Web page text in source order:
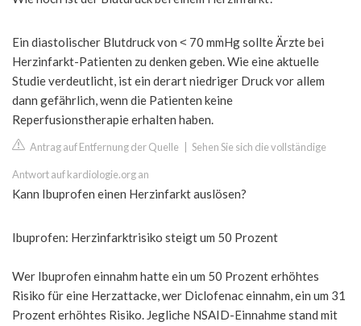
Ein diastolischer Blutdruck von ˂ 70 mmHg sollte Ärzte bei
Herzinfarkt-Patienten zu denken geben. Wie eine aktuelle
Studie verdeutlicht, ist ein derart niedriger Druck vor allem
dann gefährlich, wenn die Patienten keine
Reperfusionstherapie erhalten haben.
Antrag auf Entfernung der Quelle Sehen Sie sich die vollständige
Antwort auf kardiologie.org an
Kann Ibuprofen einen Herzinfarkt auslösen?
Ibuprofen: Herzinfarktrisiko steigt um 50 Prozent
Wer Ibuprofen einnahm hatte ein um 50 Prozent erhöhtes
Risiko für eine Herzattacke, wer Diclofenac einnahm, ein um 31
Prozent erhöhtes Risiko. Jegliche NSAID-Einnahme stand mit